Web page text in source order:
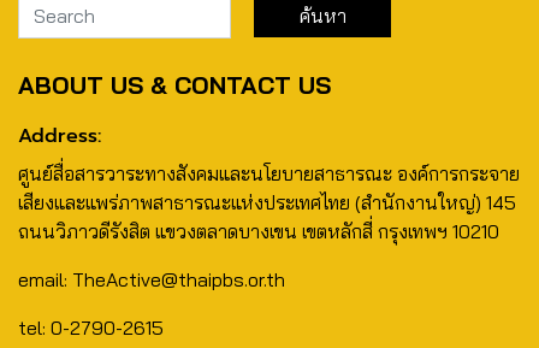
ABOUT US & CONTACT US
Address:
ศูนย์สื่อสารวาระทางสังคมและนโยบายสาธารณะ องค์การกระจาย
เสียงและแพร่ภาพสาธารณะแห่งประเทศไทย (สำนักงานใหญ่) 145
ถนนวิภาวดีรังสิต แขวงตลาดบางเขน เขตหลักสี่ กรุงเทพฯ 10210
email: TheActive@thaipbs.or.th
tel: 0-2790-2615